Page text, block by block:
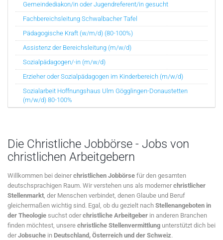
Gemeindediakon/in oder Jugendreferent/in gesucht
Fachbereichsleitung Schwalbacher Tafel
Pädagogische Kraft (w/m/d) (80-100%)
Assistenz der Bereichsleitung (m/w/d)
Sozialpädagogen/-in (m/w/d)
Erzieher oder Sozialpädagogen im Kinderbereich (m/w/d)
Sozialarbeit Hoffnungshaus Ulm Gögglingen-Donaustetten
(m/w/d) 80-100%
Die Christliche Jobbörse - Jobs von
christlichen Arbeitgebern
Willkommen bei deinerchristlichen Jobbörse für den gesamten
deutschsprachigen Raum. Wir verstehen uns als modernerchristlicher
Stellenmarkt, der Menschen verbindet, denen Glaube und Beruf
gleichermaßen wichtig sind. Egal, ob du gezielt nach Stellenangeboten in
der Theologie suchst oderchristliche Arbeitgeber in anderen Branchen
finden möchtest, unsere christliche Stellenvermittlung unterstützt dich bei
derJobsuche in Deutschland, Österreich und der Schweiz.